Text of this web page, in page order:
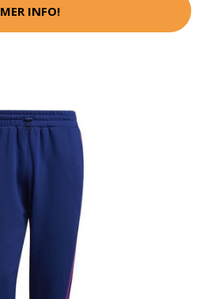
MER INFO!